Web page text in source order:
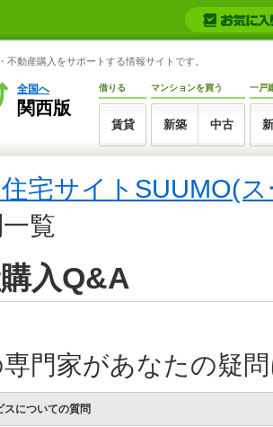
不動産購入をサポートする情報サイトです。
全国へ
関西版
借りる
賃貸
マンションを買う
新築 中古
一戸
宅サイトSUUMO(
覧
入Q&A
門家があなたの疑
スについての質問